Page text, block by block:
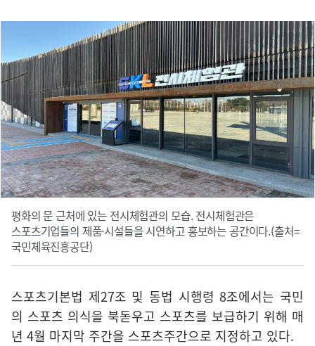
평화의 문 근처에 있는 전시체험관의 모습. 전시체험관은
스포츠기업들의 제품·시설들을 시연하고 홍보하는 공간이다.(출처=
국민체육진흥공단)
스포츠기본법 제27조 및 동법 시행령 8조에서는 국민
의 스포츠 의식을 북돋우고 스포츠를 보급하기 위해 매
년 4월 마지막 주간을 스포츠주간으로 지정하고 있다.